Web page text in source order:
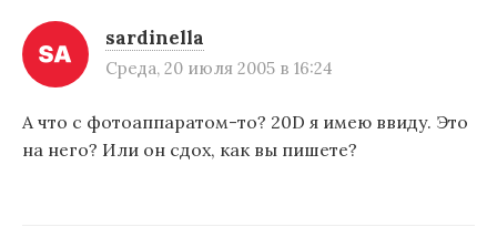
sardinella
Среда, 20 июля 2005 в 16:24
А что с фотоаппаратом-то? 20D я имею ввиду. Это
на него? Или он сдох, как вы пишете?